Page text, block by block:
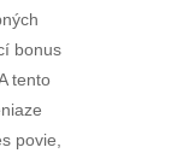
bonus
tento
povie,